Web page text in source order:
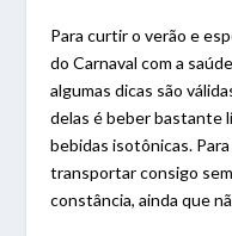
Para curtir o verão e
do Carnaval com a
algumas dicas são
delas é beber bastante
bebidas isotônicas.
transportar consigo
constância, ainda que